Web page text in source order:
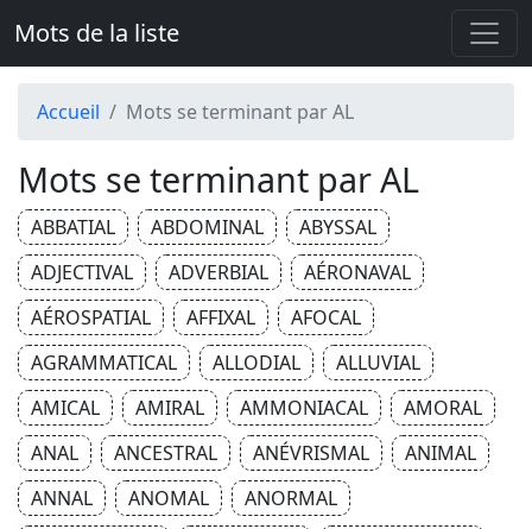
Mots de la liste
Accueil Mots se terminant par AL
Mots se terminant par AL
ABBATIAL ABDOMINAL
ABYSSAL
ADJECTIVAL
ADVERBIAL
AÉRONAVAL
AÉROSPATIAL
AFFIXAL
AFOCAL
AGRAMMATICAL
ALLODIAL
ALLUVIAL
AMICAL
AMIRAL AMMONIACAL
AMORAL
ANAL
ANCESTRAL ANÉVRISMAL
ANIMAL
ANNAL
ANOMAL
ANORMAL